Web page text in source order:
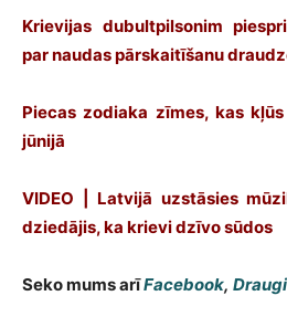
Krievijas dubultpilsonim
par naudas pārskaitīšanu
Piecas zodiaka zīmes, kas
jūnijā
VIDEO | Latvijā uzstāsies
dziedājis, ka krievi dzīvo sūdos
Seko mums arīFacebook,